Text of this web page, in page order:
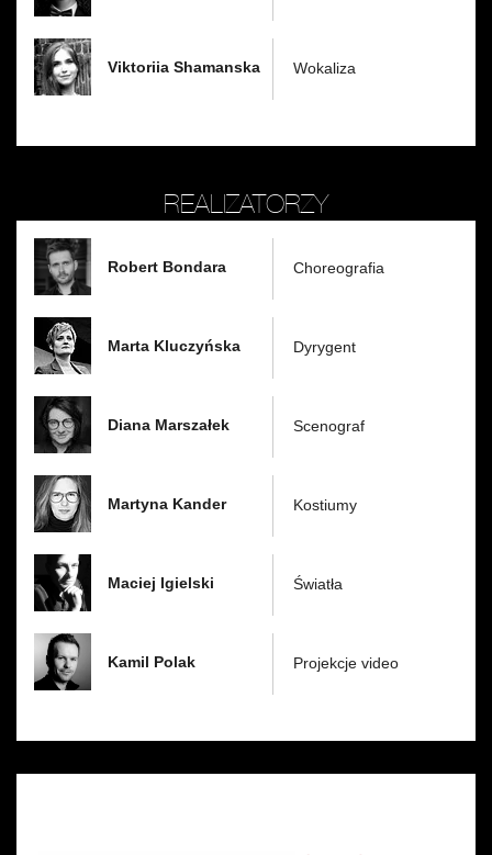
Viktoriia Shamanska Wokaliza
REALIZATORZY
Robert Bondara Choreografia
Marta Kluczyńska Dyrygent
Diana Marszałek Scenograf
Martyna Kander Kostiumy
Maciej Igielski Światła
Kamil Polak Projekcje video